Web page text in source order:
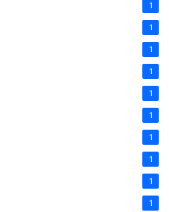
1
1
1
1
1
1
1
1
1
1